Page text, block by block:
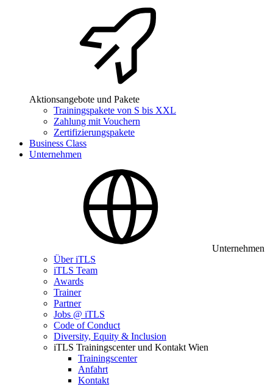
Aktionsangebote und Pakete
Trainingspakete von S bis XXL
Zahlung mit Vouchern
Zertifizierungspakete
Business Class
Unternehmen
Unternehmen
Über iTLS
iTLS Team
Awards
Trainer
Partner
Jobs @ iTLS
Code of Conduct
Diversity, Equity & Inclusion
iTLS Trainingscenter und Kontakt Wien
Trainingscenter
Anfahrt
Kontakt